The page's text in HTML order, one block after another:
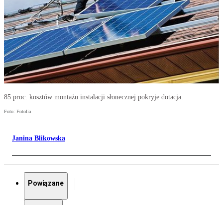
85 proc. kosztów montażu instalacji słonecznej pokryje dotacja.
Foto: Fotolia
Janina Blikowska
Powiązane